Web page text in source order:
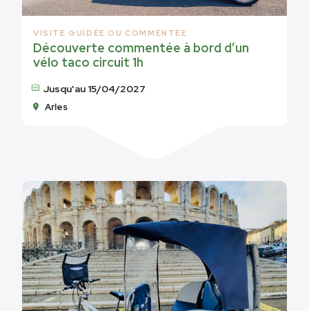
VISITE GUIDÉE OU COMMENTÉE
Découverte commentée à bord d’un
vélo taco circuit 1h
Jusqu'au 15/04/2027
Arles